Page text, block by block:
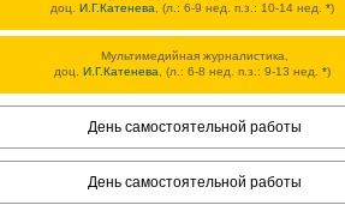
доц. И.Г.Катенева , (л.: 6-9 нед. п.з.: 10-14 нед. *)
Мультимедийная журналистика,
доц. И.Г.Катенева , (л.: 6-8 нед. п.з.: 9-13 нед. *)
День самостоятельной работы
День самостоятельной работы